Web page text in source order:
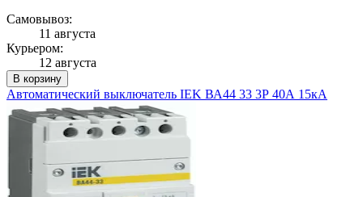
Самовывоз:
11 августа
Курьером:
12 августа
В корзину
Автоматический выключатель IEK ВА44 33 3Р 40А 15кА